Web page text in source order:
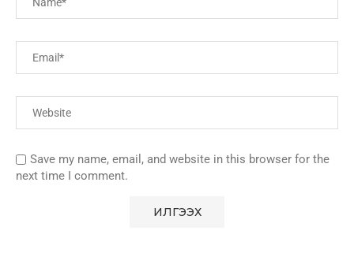
Save my name, email, and website in this browser for the
next time I comment.